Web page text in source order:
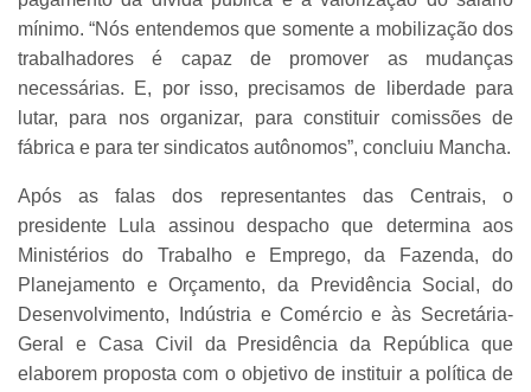
mínimo. “Nós entendemos que somente a mobilização dos
trabalhadores é capaz de promover as mudanças
necessárias. E, por isso, precisamos de liberdade para
lutar, para nos organizar, para constituir comissões de
fábrica e para ter sindicatos autônomos”, concluiu Mancha.
Após as falas dos representantes das Centrais, o
presidente Lula assinou despacho que determina aos
Ministérios do Trabalho e Emprego, da Fazenda, do
Planejamento e Orçamento, da Previdência Social, do
Desenvolvimento, Indústria e Comércio e às Secretária-
Geral e Casa Civil da Presidência da República que
elaborem proposta com o objetivo de instituir a política de